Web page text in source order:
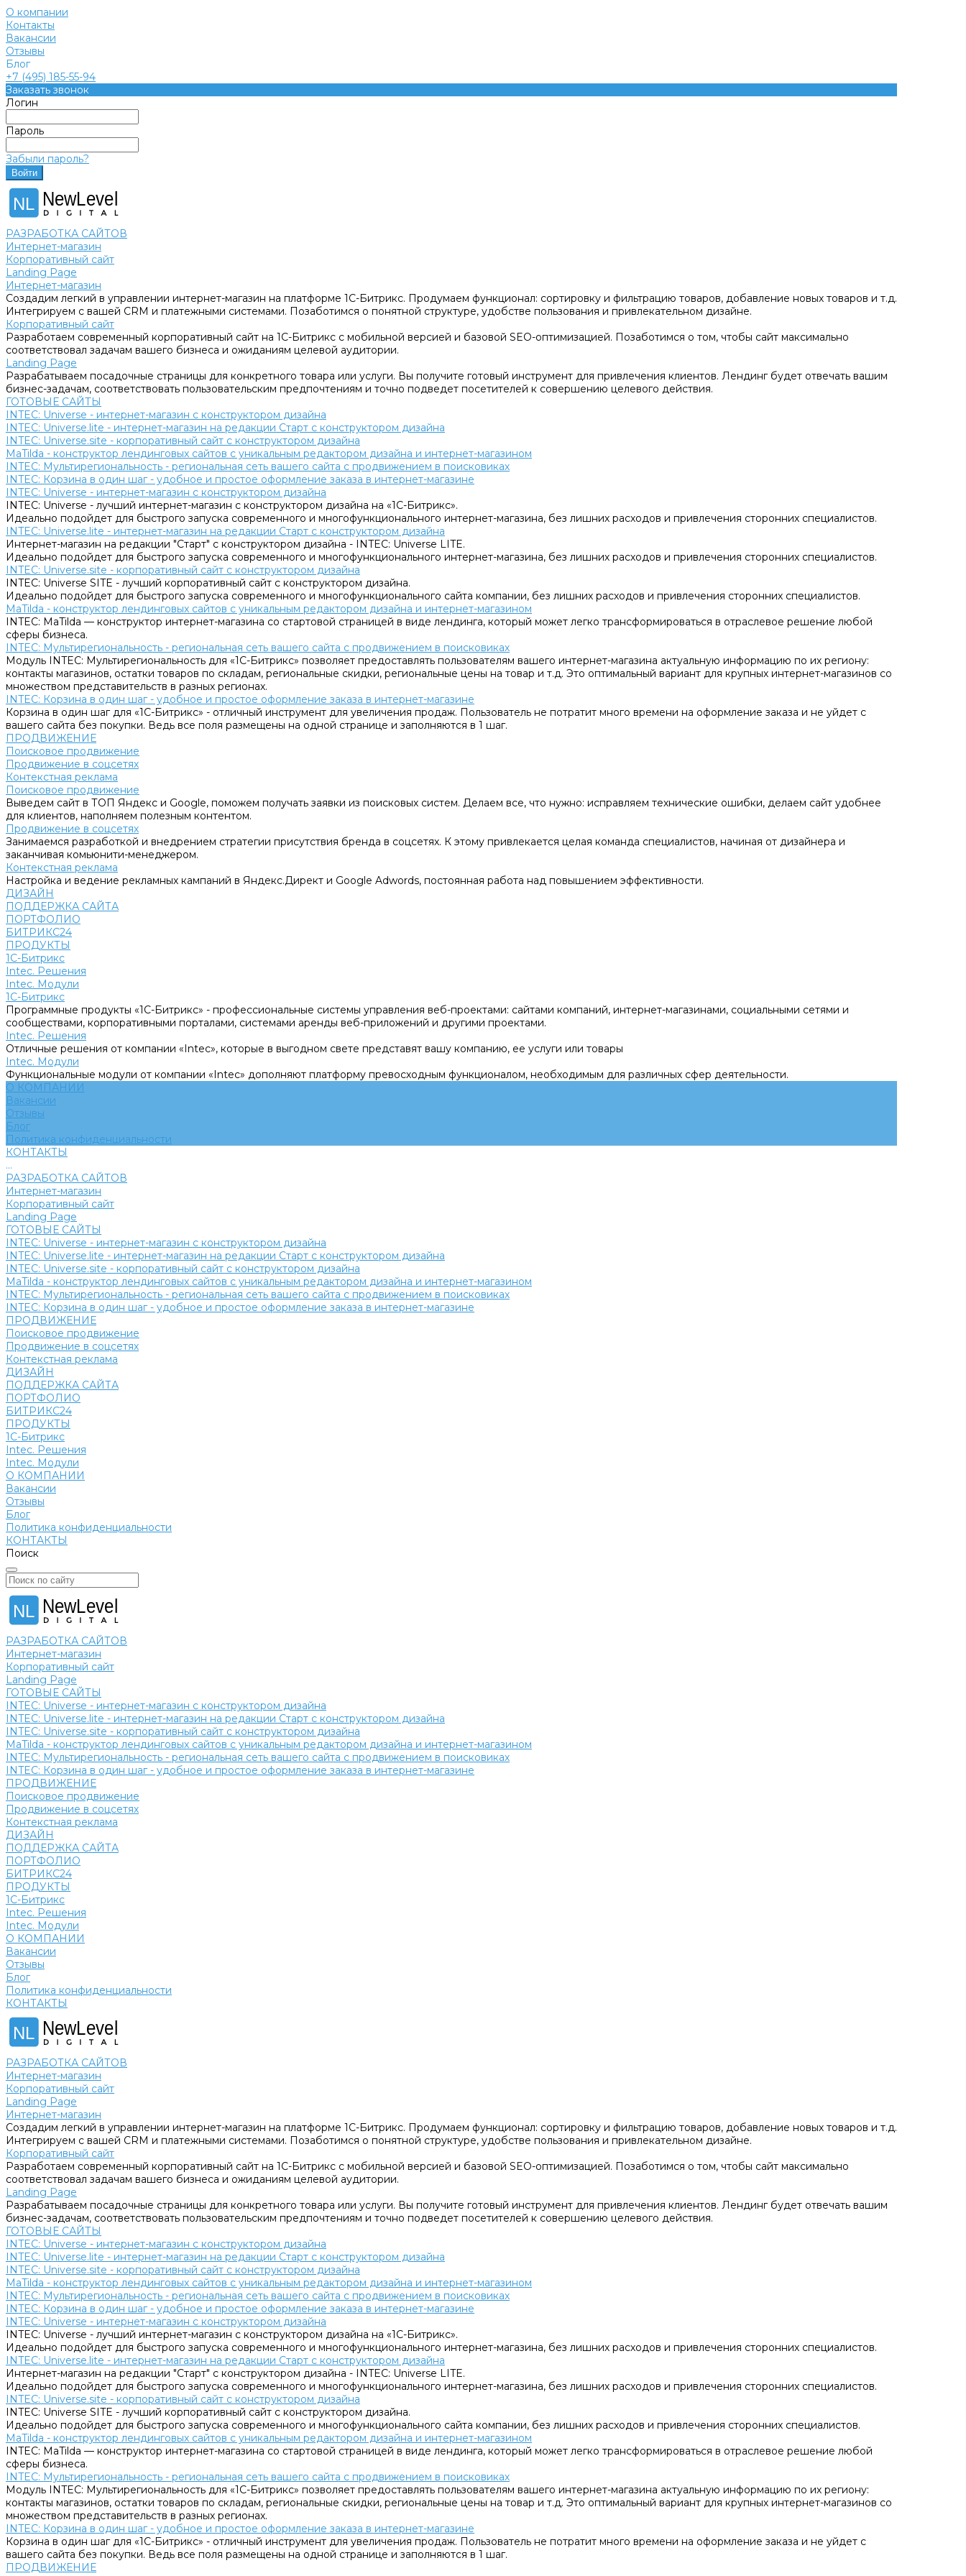
О компании
Контакты
Вакансии
Отзывы
Блог
+7 (495) 185-55-94
Заказать звонок
Логин
Пароль
Забыли пароль?
NewLevel
NL
РАЗРАБОТКА САЙТОВ
Интернет-магазин
Корпоративный сайт
Landing Page
Интернет-магазин
Создадим легкий в управлении интернет-магазин на платформе 1С-Битрикс. Продумаем функционал: сортировку и фильтрацию товаров, добавление новых товаров и т.д.
Интегрируем с вашей CRM и платежными системами. Позаботимся о понятной структуре, удобстве пользования и привлекательном дизайне.
Корпоративный сайт
Разработаем современный корпоративный сайт на 1С-Битрикс с мобильной версией и базовой SEO-оптимизацией. Позаботимся о том, чтобы сайт максимально
соответствовал задачам вашего бизнеса и ожиданиям целевой аудитории.
Landing Page
Разрабатываем посадочные страницы для конкретного товара или услуги. Вы получите готовый инструмент для привлечения клиентов. Лендинг будет отвечать вашим
бизнес-задачам, соответствовать пользовательским предпочтениям и точно подведет посетителей к совершению целевого действия.
ГОТОВЫЕ САЙТЫ
INTEC: Universe - интернет-магазин с конструктором дизайна
INTEC: Universe.lite - интернет-магазин на редакции Старт с конструктором дизайна
INTEC: Universe.site - корпоративный сайт с конструктором дизайна
MaTilda - конструктор лендинговых сайтов с уникальным редактором дизайна и интернет-магазином
INTEC: Мультирегиональность - региональная сеть вашего сайта с продвижением в поисковиках
INTEC: Корзина в один шаг - удобное и простое оформление заказа в интернет-магазине
INTEC: Universe - интернет-магазин с конструктором дизайна
INTEC: Universe - лучший интернет-магазин с конструктором дизайна на «1C-Битрикс».
Идеально подойдет для быстрого запуска современного и многофункционального интернет-магазина, без лишних расходов и привлечения сторонних специалистов.
INTEC: Universe.lite - интернет-магазин на редакции Старт с конструктором дизайна
Интернет-магазин на редакции "Старт" с конструктором дизайна - INTEC: Universe LITE.
Идеально подойдет для быстрого запуска современного и многофункционального интернет-магазина, без лишних расходов и привлечения сторонних специалистов.
INTEC: Universe.site - корпоративный сайт с конструктором дизайна
INTEC: Universe SITE - лучший корпоративный сайт с конструктором дизайна.
Идеально подойдет для быстрого запуска современного и многофункционального сайта компании, без лишних расходов и привлечения сторонних специалистов.
MaTilda - конструктор лендинговых сайтов с уникальным редактором дизайна и интернет-магазином
INTEC: MaTilda — конструктор интернет-магазина со стартовой страницей в виде лендинга, который может легко трансформироваться в отраслевое решение любой
сферы бизнеса.
INTEC: Мультирегиональность - региональная сеть вашего сайта с продвижением в поисковиках
Модуль INTEC: Мультирегиональность для «1С-Битрикс» позволяет предоставлять пользователям вашего интернет-магазина актуальную информацию по их региону:
контакты магазинов, остатки товаров по складам, региональные скидки, региональные цены на товар и т.д. Это оптимальный вариант для крупных интернет-магазинов со
множеством представительств в разных регионах.
INTEC: Корзина в один шаг - удобное и простое оформление заказа в интернет-магазине
Корзина в один шаг для «1С-Битрикс» - отличный инструмент для увеличения продаж. Пользователь не потратит много времени на оформление заказа и не уйдет с
вашего сайта без покупки. Ведь все поля размещены на одной странице и заполняются в 1 шаг.
ПРОДВИЖЕНИЕ
Поисковое продвижение
Продвижение в соцсетях
Контекстная реклама
Поисковое продвижение
Выведем сайт в ТОП Яндекс и Google, поможем получать заявки из поисковых систем. Делаем все, что нужно: исправляем технические ошибки, делаем сайт удобнее
для клиентов, наполняем полезным контентом.
Продвижение в соцсетях
Занимаемся разработкой и внедрением стратегии присутствия бренда в соцсетях. К этому привлекается целая команда специалистов, начиная от дизайнера и
заканчивая комьюнити-менеджером.
Контекстная реклама
Настройка и ведение рекламных кампаний в Яндекс.Директ и Google Adwords, постоянная работа над повышением эффективности.
ДИЗАЙН
ПОДДЕРЖКА САЙТА
ПОРТФОЛИО
БИТРИКС24
ПРОДУКТЫ
1С-Битрикс
Intec. Решения
Intec. Модули
1С-Битрикс
Программные продукты «1С-Битрикс» - профессиональные системы управления веб-проектами: сайтами компаний, интернет-магазинами, социальными сетями и
сообществами, корпоративными порталами, системами аренды веб-приложений и другими проектами.
Intec. Решения
Отличные решения от компании «Intec», которые в выгодном свете представят вашу компанию, ее услуги или товары
Intec. Модули
Функциональные модули от компании «Intec» дополняют платформу превосходным функционалом, необходимым для различных сфер деятельности.
О КОМПАНИИ
Вакансии
Отзывы
Блог
Политика конфиденциальности
КОНТАКТЫ
...
РАЗРАБОТКА САЙТОВ
Интернет-магазин
Корпоративный сайт
Landing Page
ГОТОВЫЕ САЙТЫ
INTEC: Universe - интернет-магазин с конструктором дизайна
INTEC: Universe.lite - интернет-магазин на редакции Старт с конструктором дизайна
INTEC: Universe.site - корпоративный сайт с конструктором дизайна
MaTilda - конструктор лендинговых сайтов с уникальным редактором дизайна и интернет-магазином
INTEC: Мультирегиональность - региональная сеть вашего сайта с продвижением в поисковиках
INTEC: Корзина в один шаг - удобное и простое оформление заказа в интернет-магазине
ПРОДВИЖЕНИЕ
Поисковое продвижение
Продвижение в соцсетях
Контекстная реклама
ДИЗАЙН
ПОДДЕРЖКА САЙТА
ПОРТФОЛИО
БИТРИКС24
ПРОДУКТЫ
1С-Битрикс
Intec. Решения
Intec. Модули
О КОМПАНИИ
Вакансии
Отзывы
Блог
Политика конфиденциальности
КОНТАКТЫ
Поиск
NewLevel
NL
РАЗРАБОТКА САЙТОВ
Интернет-магазин
Корпоративный сайт
Landing Page
ГОТОВЫЕ САЙТЫ
INTEC: Universe - интернет-магазин с конструктором дизайна
INTEC: Universe.lite - интернет-магазин на редакции Старт с конструктором дизайна
INTEC: Universe.site - корпоративный сайт с конструктором дизайна
MaTilda - конструктор лендинговых сайтов с уникальным редактором дизайна и интернет-магазином
INTEC: Мультирегиональность - региональная сеть вашего сайта с продвижением в поисковиках
INTEC: Корзина в один шаг - удобное и простое оформление заказа в интернет-магазине
ПРОДВИЖЕНИЕ
Поисковое продвижение
Продвижение в соцсетях
Контекстная реклама
ДИЗАЙН
ПОДДЕРЖКА САЙТА
ПОРТФОЛИО
БИТРИКС24
ПРОДУКТЫ
1С-Битрикс
Intec. Решения
Intec. Модули
О КОМПАНИИ
Вакансии
Отзывы
Блог
Политика конфиденциальности
КОНТАКТЫ
NewLevel
NL
РАЗРАБОТКА САЙТОВ
Интернет-магазин
Корпоративный сайт
Landing Page
Интернет-магазин
Создадим легкий в управлении интернет-магазин на платформе 1С-Битрикс. Продумаем функционал: сортировку и фильтрацию товаров, добавление новых товаров и т.д.
Интегрируем с вашей CRM и платежными системами. Позаботимся о понятной структуре, удобстве пользования и привлекательном дизайне.
Корпоративный сайт
Разработаем современный корпоративный сайт на 1С-Битрикс с мобильной версией и базовой SEO-оптимизацией. Позаботимся о том, чтобы сайт максимально
соответствовал задачам вашего бизнеса и ожиданиям целевой аудитории.
Landing Page
Разрабатываем посадочные страницы для конкретного товара или услуги. Вы получите готовый инструмент для привлечения клиентов. Лендинг будет отвечать вашим
бизнес-задачам, соответствовать пользовательским предпочтениям и точно подведет посетителей к совершению целевого действия.
ГОТОВЫЕ САЙТЫ
INTEC: Universe - интернет-магазин с конструктором дизайна
INTEC: Universe.lite - интернет-магазин на редакции Старт с конструктором дизайна
INTEC: Universe.site - корпоративный сайт с конструктором дизайна
MaTilda - конструктор лендинговых сайтов с уникальным редактором дизайна и интернет-магазином
INTEC: Мультирегиональность - региональная сеть вашего сайта с продвижением в поисковиках
INTEC: Корзина в один шаг - удобное и простое оформление заказа в интернет-магазине
INTEC: Universe - интернет-магазин с конструктором дизайна
INTEC: Universe - лучший интернет-магазин с конструктором дизайна на «1C-Битрикс».
Идеально подойдет для быстрого запуска современного и многофункционального интернет-магазина, без лишних расходов и привлечения сторонних специалистов.
INTEC: Universe.lite - интернет-магазин на редакции Старт с конструктором дизайна
Интернет-магазин на редакции "Старт" с конструктором дизайна - INTEC: Universe LITE.
Идеально подойдет для быстрого запуска современного и многофункционального интернет-магазина, без лишних расходов и привлечения сторонних специалистов.
INTEC: Universe.site - корпоративный сайт с конструктором дизайна
INTEC: Universe SITE - лучший корпоративный сайт с конструктором дизайна.
Идеально подойдет для быстрого запуска современного и многофункционального сайта компании, без лишних расходов и привлечения сторонних специалистов.
MaTilda - конструктор лендинговых сайтов с уникальным редактором дизайна и интернет-магазином
INTEC: MaTilda — конструктор интернет-магазина со стартовой страницей в виде лендинга, который может легко трансформироваться в отраслевое решение любой
сферы бизнеса.
INTEC: Мультирегиональность - региональная сеть вашего сайта с продвижением в поисковиках
Модуль INTEC: Мультирегиональность для «1С-Битрикс» позволяет предоставлять пользователям вашего интернет-магазина актуальную информацию по их региону:
контакты магазинов, остатки товаров по складам, региональные скидки, региональные цены на товар и т.д. Это оптимальный вариант для крупных интернет-магазинов со
множеством представительств в разных регионах.
INTEC: Корзина в один шаг - удобное и простое оформление заказа в интернет-магазине
Корзина в один шаг для «1С-Битрикс» - отличный инструмент для увеличения продаж. Пользователь не потратит много времени на оформление заказа и не уйдет с
вашего сайта без покупки. Ведь все поля размещены на одной странице и заполняются в 1 шаг.
ПРОДВИЖЕНИЕ